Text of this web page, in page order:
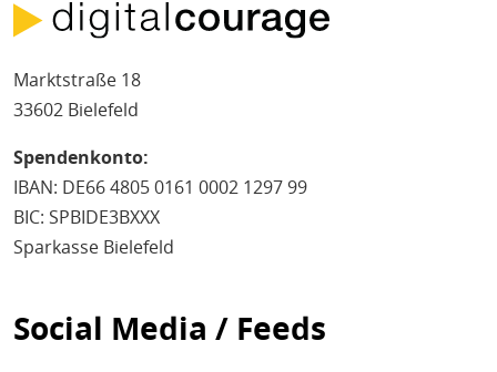
Marktstraße 18
33602 Bielefeld
Spendenkonto:
IBAN: DE66 4805 0161 0002 1297 99
BIC: SPBIDE3BXXX
Sparkasse Bielefeld
Social Media / Feeds